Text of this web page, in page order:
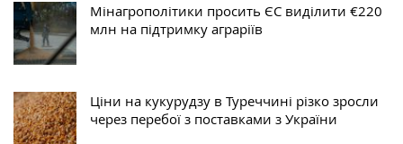
Мінагрополітики просить ЄС виділити €220
млн на підтримку аграріїв
Ціни на кукурудзу в Туреччині різко зросли
через перебої з поставками з України